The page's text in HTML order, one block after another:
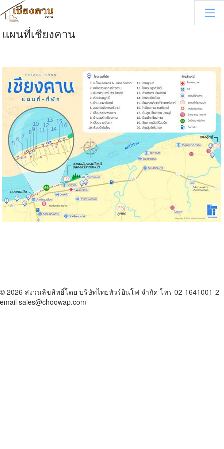
แผนที่เชียงคาน
© 2026 สงวนลิขสิทธิ์โดย บริษัทไทยทัวร์อินโฟ จำกัด โทร 02-1641001-2
email sales@choowap.com